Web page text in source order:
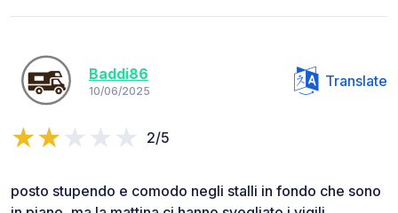
Baddi86
10/06/2025
Translate
2/5
posto stupendo e comodo negli stalli in fondo che sono